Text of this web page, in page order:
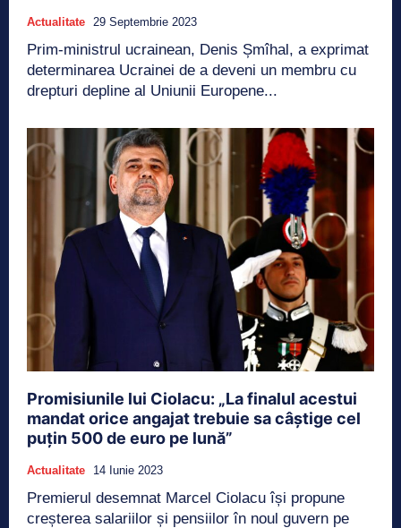
Actualitate 29 Septembrie 2023
Prim-ministrul ucrainean, Denis Șmîhal, a exprimat
determinarea Ucrainei de a deveni un membru cu
drepturi depline al Uniunii Europene...
Promisiunile lui Ciolacu: „La finalul acestui
mandat orice angajat trebuie sa câștige cel
puțin 500 de euro pe lună”
Actualitate 14 Iunie 2023
Premierul desemnat Marcel Ciolacu își propune
creșterea salariilor și pensiilor în noul guvern pe